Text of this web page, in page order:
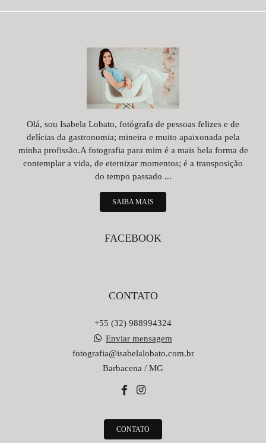
Olá, sou Isabela Lobato, fotógrafa de pessoas felizes e de
delícias da gastronomia; mineira e muito apaixonada pela
minha profissão.A fotografia para mim é a mais bela forma de
contemplar a vida, de eternizar momentos; é a transposição
do tempo passado ...
SAIBA MAIS
FACEBOOK
CONTATO
+55 (32) 988994324
Enviar mensagem
fotografia@isabelalobato.com.br
Barbacena / MG
CONTATO